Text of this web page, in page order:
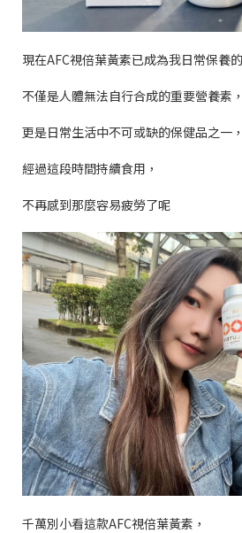
現在AFC視倍葉黃素已成為我日常保養
不僅是人體無法自行合成的重要營養素，
更是日常生活中不可或缺的保健品之一，
經過這段時間持續食用，
不再感到那麼容易疲勞了呢
千萬別小看這款AFC視倍葉黃素，